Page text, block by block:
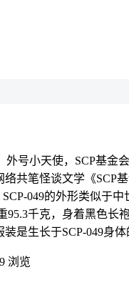
外号小天使，SCP基金
络共笔怪谈文学《SCP
049的外形类似于中
95.3千克，身着黑色长
是生长于SCP-049身体
浏览